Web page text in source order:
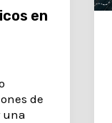
en
de
una